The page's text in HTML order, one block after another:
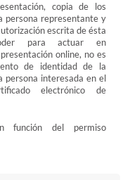
copia de los
persona representante y
escrita de ésta
para actuar en
online, no es
de identidad de la
persona interesada en el
electrónico de
función del permiso